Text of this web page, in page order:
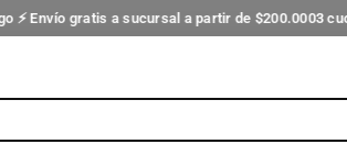
⚡ Envío gratis a sucursal a partir de $200.0003